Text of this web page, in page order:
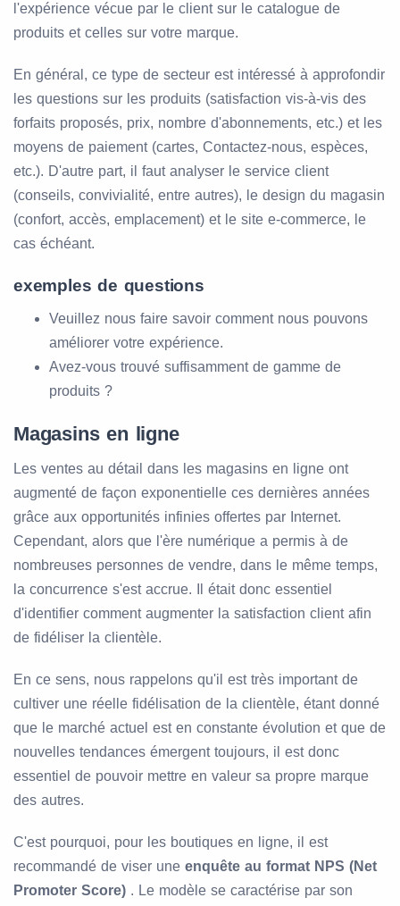
l'expérience vécue par le client sur le catalogue de
produits et celles sur votre marque.
En général, ce type de secteur est intéressé à approfondir
les questions sur les produits (satisfaction vis-à-vis des
forfaits proposés, prix, nombre d'abonnements, etc.) et les
moyens de paiement (cartes, Contactez-nous, espèces,
etc.). D'autre part, il faut analyser le service client
(conseils, convivialité, entre autres), le design du magasin
(confort, accès, emplacement) et le site e-commerce, le
cas échéant.
exemples de questions
Veuillez nous faire savoir comment nous pouvons
améliorer votre expérience.
Avez-vous trouvé suffisamment de gamme de
produits ?
Magasins en ligne
Les ventes au détail dans les magasins en ligne ont
augmenté de façon exponentielle ces dernières années
grâce aux opportunités infinies offertes par Internet.
Cependant, alors que l'ère numérique a permis à de
nombreuses personnes de vendre, dans le même temps,
la concurrence s'est accrue. Il était donc essentiel
d'identifier comment augmenter la satisfaction client afin
de fidéliser la clientèle.
En ce sens, nous rappelons qu'il est très important de
cultiver une réelle fidélisation de la clientèle, étant donné
que le marché actuel est en constante évolution et que de
nouvelles tendances émergent toujours, il est donc
essentiel de pouvoir mettre en valeur sa propre marque
des autres.
C'est pourquoi, pour les boutiques en ligne, il est
recommandé de viser une enquête au format NPS (Net
Promoter Score) . Le modèle se caractérise par son